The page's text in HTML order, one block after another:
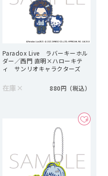
Paradox Live ラバーキーホル
ダー／西門 直明×ハローキテ
ィ サンリオキャラクターズ
在庫 × 880円